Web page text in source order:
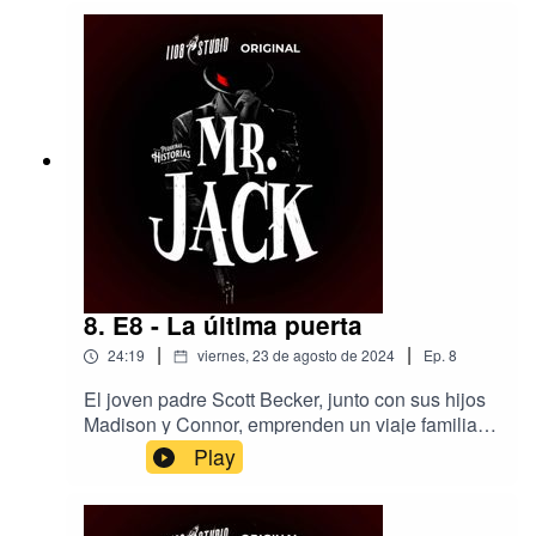
8. E8 - La última puerta
24:19 | viernes, 23 de agosto de 2024 | Ep. 8
El joven padre Scott Becker, junto con sus hijos
Madison y Connor, emprenden un viaje familiar a
la vieja casa del abuelo después haber sufrido la
triste pérdida de la madre de los chicos. Lo que
suponía ser un viaje placentero, se convierte una
travesía llena de misterio cuando la pequeña
Play